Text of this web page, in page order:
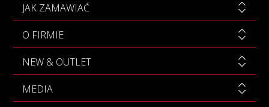
JAK ZAMAWIAĆ
O FIRMIE
NEW & OUTLET
MEDIA